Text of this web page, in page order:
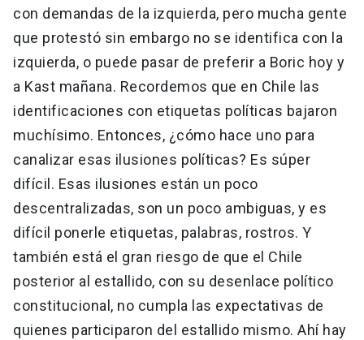
con demandas de la izquierda, pero mucha gente
que protestó sin embargo no se identifica con la
izquierda, o puede pasar de preferir a Boric hoy y
a Kast mañana. Recordemos que en Chile las
identificaciones con etiquetas políticas bajaron
muchísimo. Entonces, ¿cómo hace uno para
canalizar esas ilusiones políticas? Es súper
difícil. Esas ilusiones están un poco
descentralizadas, son un poco ambiguas, y es
difícil ponerle etiquetas, palabras, rostros. Y
también está el gran riesgo de que el Chile
posterior al estallido, con su desenlace político
constitucional, no cumpla las expectativas de
quienes participaron del estallido mismo. Ahí hay